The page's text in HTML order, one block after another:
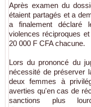
Après examen du
étaient partagés et a
a finalement déclaré
violences réciproques
20 000 F CFA chacune.
Lors du prononcé du
nécessité de préserver
deux femmes à
averties qu'en cas de
sanctions plus